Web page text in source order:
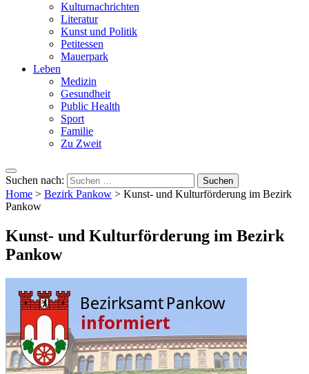
Kulturnachrichten
Literatur
Kunst und Politik
Petitessen
Mauerpark
Leben
Medizin
Gesundheit
Public Health
Sport
Familie
Zu Zweit
Suchen nach:
Home > Bezirk Pankow > Kunst- und Kulturförderung im Bezirk
Pankow
Kunst- und Kulturförderung im Bezirk
Pankow